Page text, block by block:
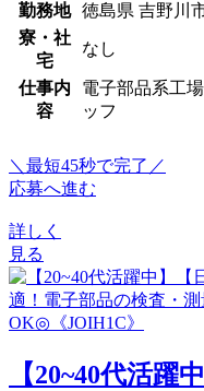
勤務地 徳島県 吉野川
寮・社
宅
なし
仕事内
容
電子部品系工
ッフ
＼最短45秒で完了／
応募へ進む
詳しく
見る
【20~40代活躍